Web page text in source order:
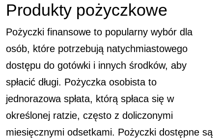
Produkty pożyczkowe
Pożyczki finansowe to popularny wybór dla
osób, które potrzebują natychmiastowego
dostępu do gotówki i innych środków, aby
spłacić długi. Pożyczka osobista to
jednorazowa spłata, którą spłaca się w
określonej ratzie, często z doliczonymi
miesięcznymi odsetkami. Pożyczki dostępne są